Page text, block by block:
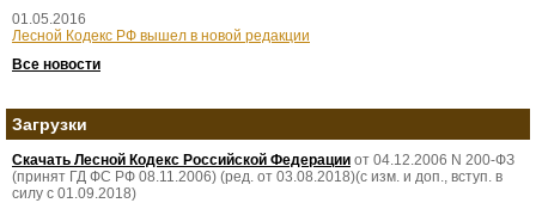
01.05.2016
Лесной Кодекс РФ вышел в новой редакции
Все новости
Загрузки
Скачать Лесной Кодекс Российской Федерации от 04.12.2006 N 200-ФЗ
(принят ГД ФС РФ 08.11.2006) (ред. от 03.08.2018)(с изм. и доп., вступ. в
силу с 01.09.2018)